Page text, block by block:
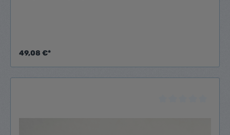
49,08 €*